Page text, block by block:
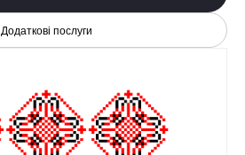
Додаткові послуги